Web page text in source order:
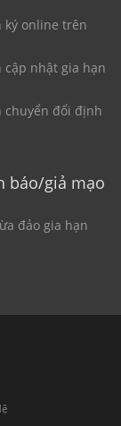
ký online trên
cập nhật gia hạn
chuyển đổi định
báo/giả mạo
đảo gia hạn